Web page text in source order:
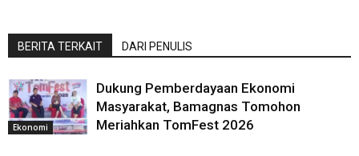
BERITA TERKAIT DARI PENULIS
Ekonomi
Dukung Pemberdayaan Ekonomi
Masyarakat, Bamagnas Tomohon
Meriahkan TomFest 2026